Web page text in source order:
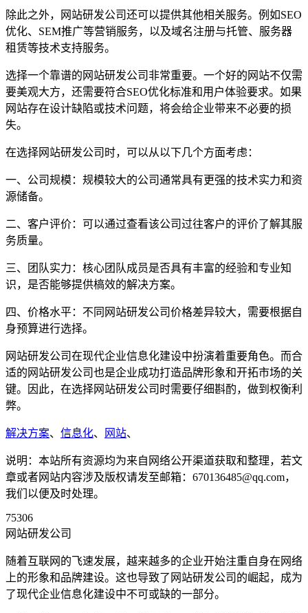
除此之外，网站研发公司还可以提供其他相关服务。例如SEO
优化、SEM推广等营销服务，以及域名注册与托管、服务器
租赁等技术支持服务。
选择一个靠谱的网站研发公司非常重要。一个好的网站不仅需
要美观大方，还需要符合SEO优化标准和用户体验要求。如果
网站存在设计缺陷或技术问题，将会给企业带来不必要的损
失。
在选择网站研发公司时，可以从以下几个方面考虑：
一、公司规模：规模较大的公司通常具有更强的技术实力和资
源储备。
二、客户评价：可以通过查看该公司过往客户的评价了解其服
务质量。
三、团队实力：核心团队成员是否具有丰富的经验和专业知
识，是否能够提供槁效的解决方案。
四、价格水平：不同网站研发公司价格差异较大，需要根据自
身预算进行选择。
网站研发公司在现代企业信息化建设中扮演着重要角色。而合
适的网站研发公司也是企业成功打造品牌形象和开拓市场的关
键。因此，在选择网站研发公司时需要仔细斟酌，做到权衡利
弊。
解决方案、 信息化、 网站、
说明：本站所有资源均为来自网络公开渠道获取和整理，若文
章或者网站内容涉及版权请发至邮箱：670136485@qq.com，
我们以便及时处理。
75306
网站研发公司
随着互联网的飞速发展，越来越多的企业开始注重自身在网络
上的形象和品牌建设。这也导致了网站研发公司的崛起，成为
了现代企业信息化建设中不可或缺的一部分。